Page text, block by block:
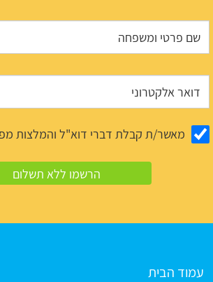
מאשר/ת קבלת דברי דוא"ל והמלצות
עמוד הבית